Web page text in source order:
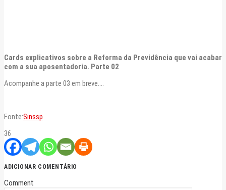
Cards explicativos sobre a Reforma da Previdência que vai acabar
com a sua aposentadoria. Parte 02
Acompanhe a parte 03 em breve….
Fonte:Sinssp
36
ADICIONAR COMENTÁRIO
Comment